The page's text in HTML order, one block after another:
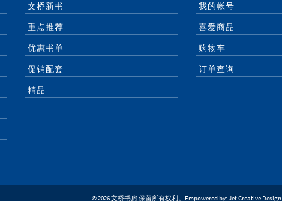
文桥新书
重点推荐
优惠书单
促销配套
精品
我的帐号
喜爱商品
购物车
订单查询
© 2026 文桥书房 保留所有权利。Empowered by: Jet Creative Design